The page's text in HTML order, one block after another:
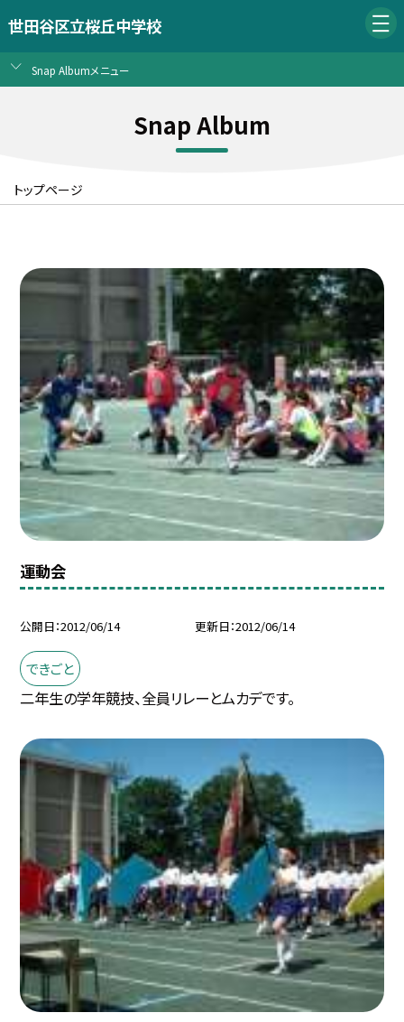
世田谷区立桜丘中学校
Snap Albumメニュー
Snap Album
トップページ
運動会
公開日 2012/06/14 更新日 2012/06/14
できごと
二年生の学年競技、全員リレーとムカデです。